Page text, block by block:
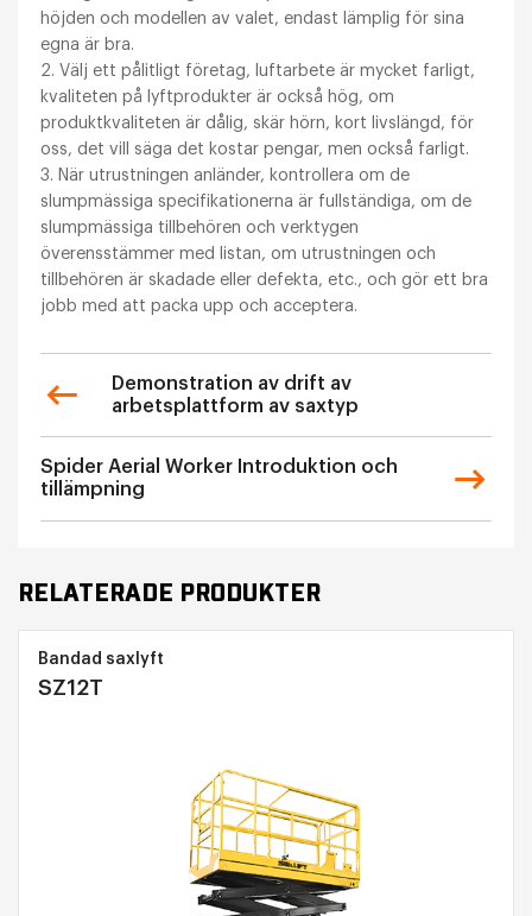
höjden och modellen av valet, endast lämplig för sina
egna är bra.
2. Välj ett pålitligt företag, luftarbete är mycket farligt,
kvaliteten på lyftprodukter är också hög, om
produktkvaliteten är dålig, skär hörn, kort livslängd, för
oss, det vill säga det kostar pengar, men också farligt.
3. När utrustningen anländer, kontrollera om de
slumpmässiga specifikationerna är fullständiga, om de
slumpmässiga tillbehören och verktygen
överensstämmer med listan, om utrustningen och
tillbehören är skadade eller defekta, etc., och gör ett bra
jobb med att packa upp och acceptera.
Demonstration av drift av
arbetsplattform av saxtyp
Spider Aerial Worker Introduktion och
tillämpning
RELATERADE PRODUKTER
Bandad saxlyft
SZ12T